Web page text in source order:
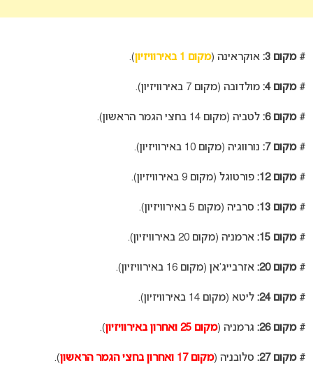
#מקום 3: אוקראינה (מקום 1 באירוויזיון ).
#מקום 4: מולדובה (מקום 7 באירוויזיון).
#מקום 6: לטביה (מקום 14 בחצי הגמר הראשון).
#מקום 7: נורווגיה (מקום 10 באירוויזיון).
#מקום 12: פורטוגל (מקום 9 באירוויזיון).
#מקום 13: סרביה (מקום 5 באירוויזיון).
#מקום 15: ארמניה (מקום 20 באירוויזיון).
#מקום 20: אזרבייג’אן (מקום 16 באירוויזיון).
#מקום 24: ליטא (מקום 14 באירוויזיון).
#מקום 26 : גרמניה (מקום 25 ואחרון באירוויזיון ).
#מקום 27: סלובניה (מקום 17 ואחרון בחצי הגמר הראשון ).